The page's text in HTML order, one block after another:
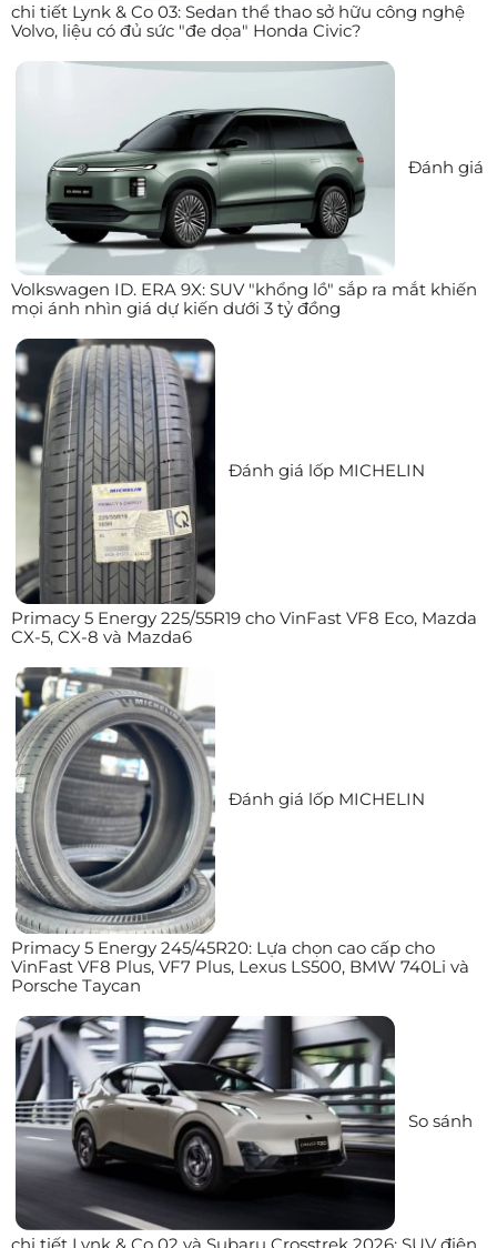
chi tiết Lynk & Co 03: Sedan thể thao sở hữu công nghệ
Volvo, liệu có đủ sức "đe dọa" Honda Civic?
Đánh giá
Volkswagen ID. ERA 9X: SUV "khổng lồ" sắp ra mắt khiến
mọi ánh nhìn giá dự kiến dưới 3 tỷ đồng
Đánh giá lốp MICHELIN
Primacy 5 Energy 225/55R19 cho VinFast VF8 Eco, Mazda
CX-5, CX-8 và Mazda6
Đánh giá lốp MICHELIN
Primacy 5 Energy 245/45R20: Lựa chọn cao cấp cho
VinFast VF8 Plus, VF7 Plus, Lexus LS500, BMW 740Li và
Porsche Taycan
So sánh